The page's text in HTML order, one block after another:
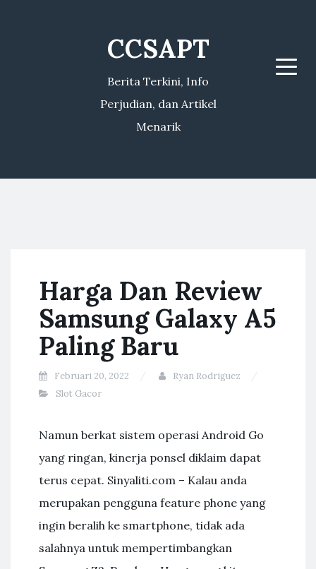
CCSAPT
Berita Terkini, Info
Perjudian, dan Artikel
Menarik
Menu
Harga Dan Review
Samsung Galaxy A5
Paling Baru
Februari 20, 2022
Ryan Rodriguez
Slot Gacor
Namun berkat sistem operasi Android Go
yang ringan, kinerja ponsel diklaim dapat
terus cepat. Sinyaliti.com – Kalau anda
merupakan pengguna feature phone yang
ingin beralih ke smartphone, tidak ada
salahnya untuk mempertimbangkan